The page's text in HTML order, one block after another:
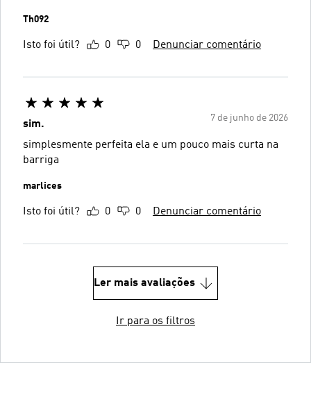
Th092
Isto foi útil? 0 0 Denunciar comentário
7 de junho de 2026
sim.
simplesmente perfeita ela e um pouco mais curta na
barriga
marlices
Isto foi útil? 0 0 Denunciar comentário
Ler mais avaliações
Ir para os filtros